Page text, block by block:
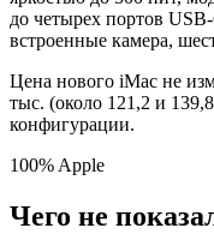
до четырех портов
встроенные камера,
Цена нового iMac не
тыс. (около 121,2 и
конфигурации.
100% Apple
Чего не